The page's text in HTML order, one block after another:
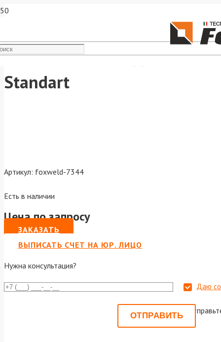
Шланг высокого давления
Standart
Артикул: foxweld-7344
Есть в наличии
Цена по запросу
ЗАКАЗАТЬ
ВЫПИСАТЬ СЧЕТ НА ЮР. ЛИЦО
Нужна консультация?
Даю
Или